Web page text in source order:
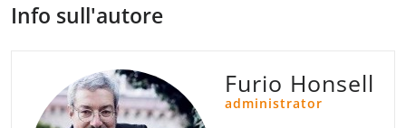
Info sull'autore
Furio Honsell
administrator